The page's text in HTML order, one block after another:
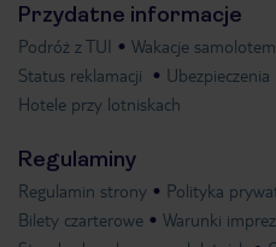
Przydatne informacje
Podróż z TUI Wakacje samolotem
Status reklamacji
Ubezpieczenia
Hotele przy lotniskach
Regulaminy
Regulamin strony Polityka
Bilety czarterowe
Warunki